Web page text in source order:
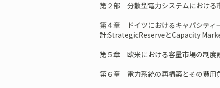
第２部 分散型電力システムにおける
第４章 ドイツにおけるキャパシティ
計:StrategicReserveとCapacity
第５章 欧米における容量市場の制
第６章 電力系統の再構築とその費